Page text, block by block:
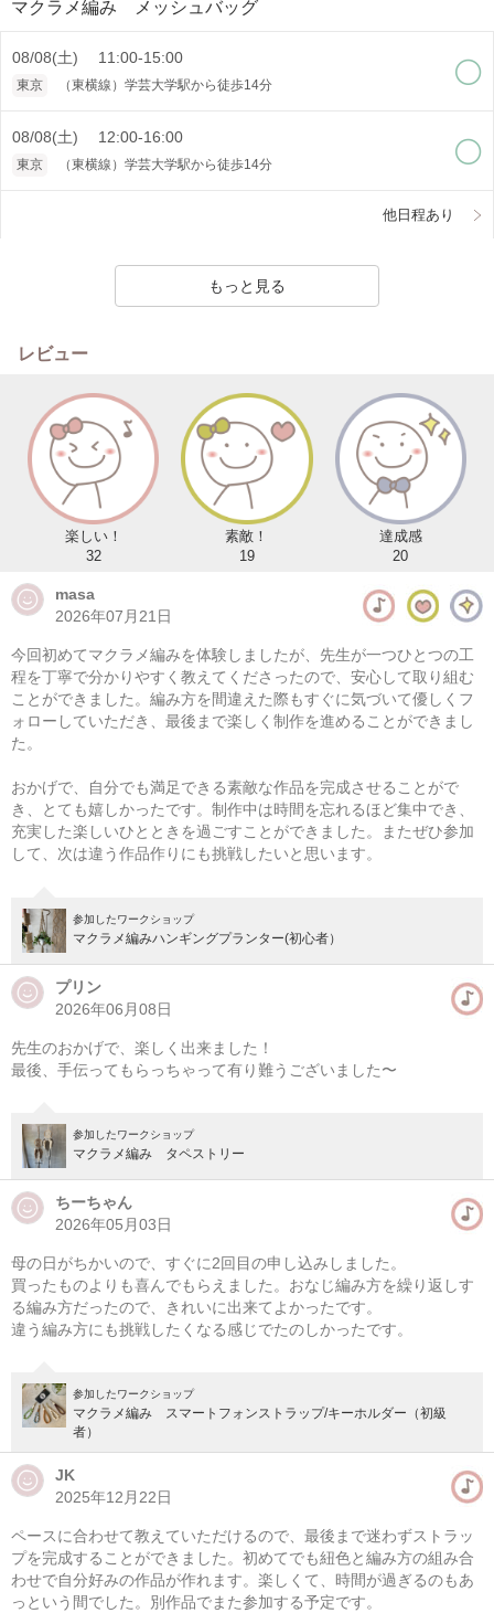
マクラメ編み メッシュバッグ
08/08(土) 11:00-15:00
東京 （東横線）学芸大学駅から徒歩14分
08/08(土) 12:00-16:00
東京 （東横線）学芸大学駅から徒歩14分
他日程あり
マクラメ編みハンギングプランター(初心者）
08/08(土) 11:00-14:00
東京 （東横線）学芸大学駅から徒歩14分
東京 （東横線）学芸大学駅から徒歩14分
他日程あり
マクラメ編み スマートフォンストラップ/フラワー
08/08(土) 12:00-16:00
東京 学芸大学駅徒歩14分
もっと見る
レビュー
楽しい！
32
素敵！
19
達成感
20
masa
2026年07月21日
今回初めてマクラメ編みを体験しましたが、先生が一つひとつの工
程を丁寧で分かりやすく教えてくださったので、安心して取り組む
ことができました。編み方を間違えた際もすぐに気づいて優しくフ
ォローしていただき、最後まで楽しく制作を進めることができまし
た。
おかげで、自分でも満足できる素敵な作品を完成させることがで
き、とても嬉しかったです。制作中は時間を忘れるほど集中でき、
充実した楽しいひとときを過ごすことができました。またぜひ参加
して、次は違う作品作りにも挑戦したいと思います。
参加したワークショップ
マクラメ編みハンギングプランター(初心者）
プリン
2026年06月08日
先生のおかげで、楽しく出来ました！
最後、手伝ってもらっちゃって有り難うございました〜
参加したワークショップ
マクラメ編み タペストリー
ちーちゃん
2026年05月03日
母の日がちかいので、すぐに2回目の申し込みしました。
買ったものよりも喜んでもらえました。おなじ編み方を繰り返しす
る編み方だったので、きれいに出来てよかったです。
違う編み方にも挑戦したくなる感じでたのしかったです。
参加したワークショップ
マクラメ編み スマートフォンストラップ/キーホルダー（初級
者）
JK
2025年12月22日
ペースに合わせて教えていただけるので、最後まで迷わずストラッ
プを完成することができました。初めてでも紐色と編み方の組み合
わせで自分好みの作品が作れます。楽しくて、時間が過ぎるのもあ
っという間でした。別作品でまた参加する予定です。